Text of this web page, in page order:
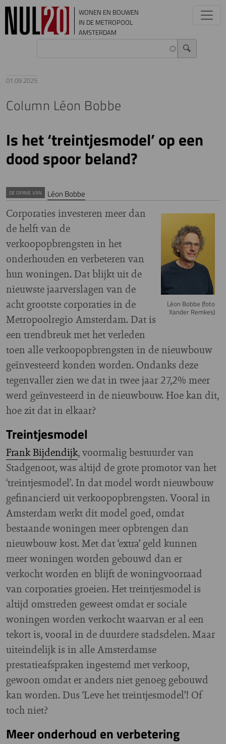
Overslaan en naar de inhoud gaan
WONEN EN BOUWEN
IN DE METROPOOL
AMSTERDAM
01.09.2025
Column Léon Bobbe
Is het ‘treintjesmodel’ op een
dood spoor beland?
DE OPINIE VAN Léon Bobbe
Léon Bobbe (foto
Xander Remkes)
Corporaties investeren meer dan
de helft van de
verkoopopbrengsten in het
onderhouden en verbeteren van
hun woningen. Dat blijkt uit de
nieuwste jaarverslagen van de
acht grootste corporaties in de
Metropoolregio Amsterdam. Dat is
een trendbreuk met het verleden
toen alle verkoopopbrengsten in de nieuwbouw
geïnvesteerd konden worden. Ondanks deze
tegenvaller zien we dat in twee jaar 27,2% meer
werd geïnvesteerd in de nieuwbouw. Hoe kan dit,
hoe zit dat in elkaar?
Treintjesmodel
Frank Bijdendijk, voormalig bestuurder van
Stadgenoot, was altijd de grote promotor van het
‘treintjesmodel’. In dat model wordt nieuwbouw
gefinancierd uit verkoopopbrengsten. Vooral in
Amsterdam werkt dit model goed, omdat
bestaande woningen meer opbrengen dan
nieuwbouw kost. Met dat ‘extra’ geld kunnen
meer woningen worden gebouwd dan er
verkocht worden en blijft de woningvoorraad
van corporaties groeien. Het treintjesmodel is
altijd omstreden geweest omdat er sociale
woningen worden verkocht waarvan er al een
tekort is, vooral in de duurdere stadsdelen. Maar
uiteindelijk is in alle Amsterdamse
prestatieafspraken ingestemd met verkoop,
gewoon omdat er anders niet genoeg gebouwd
kan worden. Dus ‘Leve het treintjesmodel’! Of
toch niet?
Meer onderhoud en verbetering